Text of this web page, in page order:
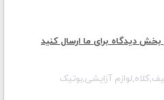
دیدگاه برای ما ارسال کنید
آزایشی,بوتیک